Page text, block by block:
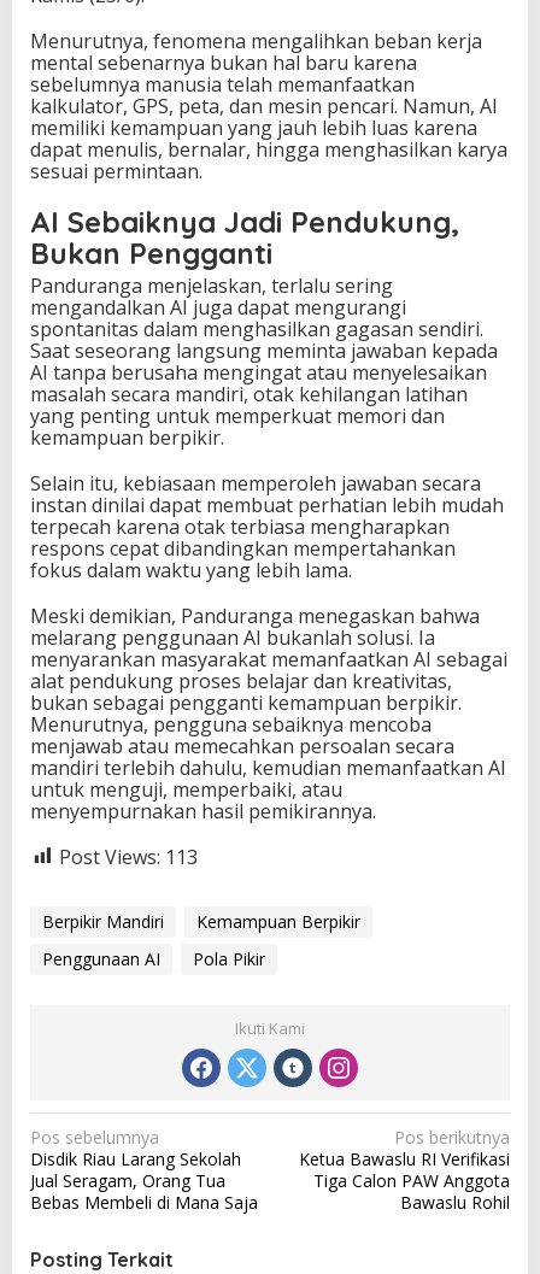
Menurutnya, fenomena mengalihkan beban kerja
mental sebenarnya bukan hal baru karena
sebelumnya manusia telah memanfaatkan
kalkulator, GPS, peta, dan mesin pencari. Namun, AI
memiliki kemampuan yang jauh lebih luas karena
dapat menulis, bernalar, hingga menghasilkan karya
sesuai permintaan.
AI Sebaiknya Jadi Pendukung,
Bukan Pengganti
Panduranga menjelaskan, terlalu sering
mengandalkan AI juga dapat mengurangi
spontanitas dalam menghasilkan gagasan sendiri.
Saat seseorang langsung meminta jawaban kepada
AI tanpa berusaha mengingat atau menyelesaikan
masalah secara mandiri, otak kehilangan latihan
yang penting untuk memperkuat memori dan
kemampuan berpikir.
Selain itu, kebiasaan memperoleh jawaban secara
instan dinilai dapat membuat perhatian lebih mudah
terpecah karena otak terbiasa mengharapkan
respons cepat dibandingkan mempertahankan
fokus dalam waktu yang lebih lama.
Meski demikian, Panduranga menegaskan bahwa
melarang penggunaan AI bukanlah solusi. Ia
menyarankan masyarakat memanfaatkan AI sebagai
alat pendukung proses belajar dan kreativitas,
bukan sebagai pengganti kemampuan berpikir.
Menurutnya, pengguna sebaiknya mencoba
menjawab atau memecahkan persoalan secara
mandiri terlebih dahulu, kemudian memanfaatkan AI
untuk menguji, memperbaiki, atau
menyempurnakan hasil pemikirannya.
Post Views: 113
Berpikir Mandiri
Kemampuan Berpikir
Penggunaan AI
Pola Pikir
Ikuti Kami
N
a
v
Pos sebelumnya
Disdik Riau Larang Sekolah
Jual Seragam, Orang Tua
Bebas Membeli di Mana Saja
Pos berikutnya
Ketua Bawaslu RI Verifikasi
Tiga Calon PAW Anggota
Bawaslu Rohil
Posting Terkait